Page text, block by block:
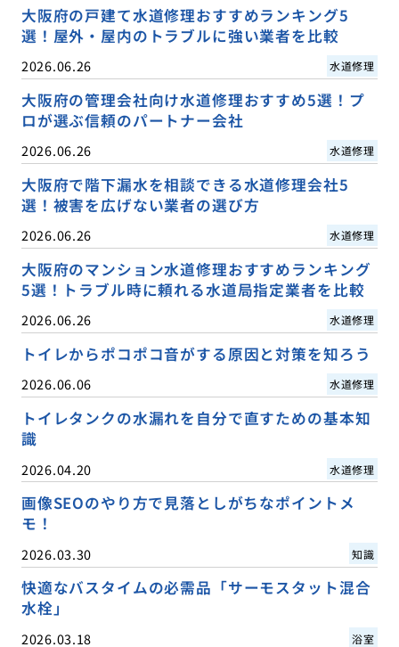
大阪府の戸建て水道修理おすすめランキング5
選！屋外・屋内のトラブルに強い業者を比較
2026.06.26 水道修理
大阪府の管理会社向け水道修理おすすめ5選！プ
ロが選ぶ信頼のパートナー会社
2026.06.26 水道修理
大阪府で階下漏水を相談できる水道修理会社5
選！被害を広げない業者の選び方
2026.06.26 水道修理
大阪府のマンション水道修理おすすめランキング
5選！トラブル時に頼れる水道局指定業者を比較
2026.06.26 水道修理
トイレからポコポコ音がする原因と対策を知ろう
2026.06.06 水道修理
トイレタンクの水漏れを自分で直すための基本知
識
2026.04.20 水道修理
画像SEOのやり方で見落としがちなポイントメ
モ！
2026.03.30 知識
快適なバスタイムの必需品「サーモスタット混合
水栓」
2026.03.18 浴室